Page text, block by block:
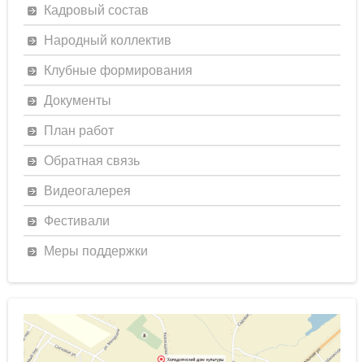
Кадровый состав
Народный коллектив
Клубные формирования
Документы
План работ
Обратная связь
Видеогалерея
Фестивали
Меры поддержки